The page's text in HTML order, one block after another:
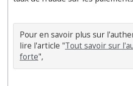
Pour en savoir plus sur
lire l'article "Tout savoir sur
forte